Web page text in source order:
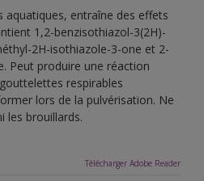
aquatiques, entraîne des effets
1,2-benzisothiazol-3(2H)-
2H-isothiazole-3-one et 2-
Peut produire une réaction
respirables
lors de la pulvérisation. Ne
les brouillards.
Télécharger Adobe Reader